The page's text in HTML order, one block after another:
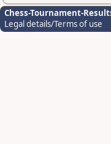
Chess-Tournament-
Legal details/Terms of use